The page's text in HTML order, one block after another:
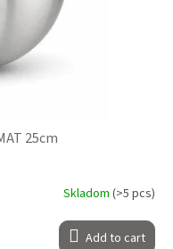
25cm
Skladom (>5 pcs)
Add to cart